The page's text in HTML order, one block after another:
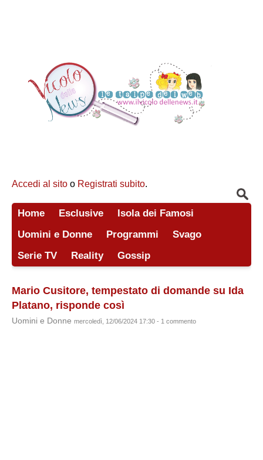
Accedi al sito o Registrati subito.
Home Esclusive
Isola dei Famosi
Uomini e Donne
Programmi
Svago
Serie TV
Reality Gossip
Mario Cusitore, tempestato di domande su Ida
Platano, risponde così
Uomini e Donne mercoledì, 12/06/2024 17:30 - 1 commento